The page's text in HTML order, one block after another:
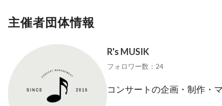
主催者団体情報
R's MUSIK
フォロワー数：24
コンサートの企画・制作・